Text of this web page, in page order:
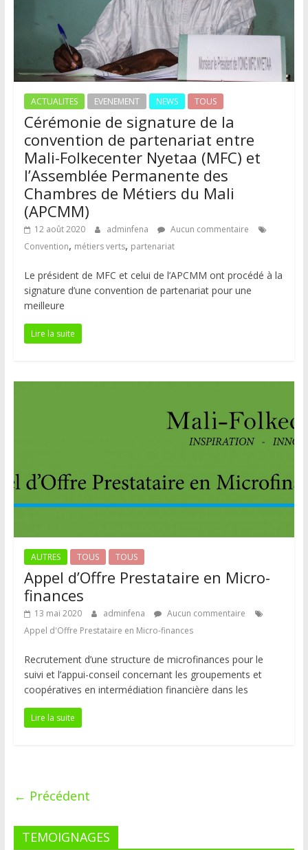
ACTUALITES EVENEMENT NEWS TOUS
Cérémonie de signature de la
convention de partenariat entre
Mali-Folkecenter Nyetaa (MFC) et
l’Assemblée Permanente des
Chambres de Métiers du Mali
(APCMM)
12 août 2020 adminfena
Aucun commentaire
Convention, métiers verts, partenariat
Le président de MFC et celui de l’APCMM ont procédé à la
signature d’une convention de partenariat pour une
meilleure
Lire la suite
AUTRES TOUS TOUS
Appel d’Offre Prestataire en Micro-
finances
13 mai 2020 adminfena
Aucun commentaire
Appel d'Offre Prestataire en Micro-finances
Recrutement d’une structure de microfinances pour le
suivi et l’appui-conseil concernant les groupements et
coopératives en intermédiation financière dans les
Lire la suite
← Précédent
TEMOIGNAGES